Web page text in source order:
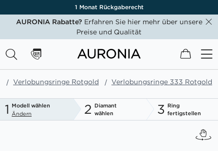
1 Monat Rückgaberecht
AURONIA Rabatte? Erfahren Sie hier mehr über unsere
Preise und Qualität
Mein
Verlobungsringe Rotgold Verlobungsringe 333 Rotgold
1 Modell wählen
Ändern
2 Diamant
wählen
3 Ring
fertigstellen